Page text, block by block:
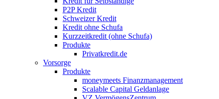
P2P Kredit
Schweizer Kredit
Kredit ohne Schufa
Kurzzeitkredit (ohne Schufa)
Produkte
Privatkredit.de
Vorsorge
Produkte
moneymeets Finanzmanagement
Scalable Capital Geldanlage